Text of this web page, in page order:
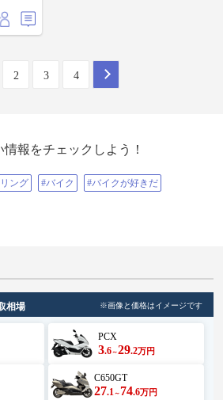
2 3 4
報をチェックしよう！
ング #バイク #バイクが好きだ
相場 ※画像と価格はイメージです
PCX
3.6～29.2万円
C650GT
27.1 ～ 74.6万円